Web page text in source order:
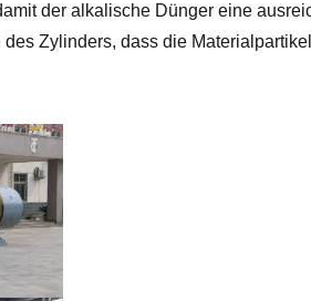
der alkalische Dünger eine
Zylinders, dass die